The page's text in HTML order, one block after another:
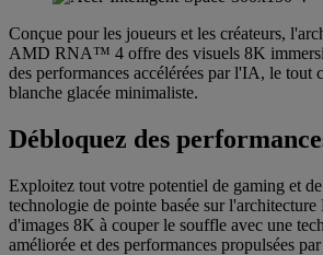
Conçue pour les joueurs et les créateurs,
AMD RNA™ 4 offre des visuels 8K
des performances accélérées par l'IA, le tout
blanche glacée minimaliste.
Débloquez des
Exploitez tout votre potentiel de gaming et
technologie de pointe basée sur
d'images 8K à couper le souffle avec une
améliorée et des performances propulsées